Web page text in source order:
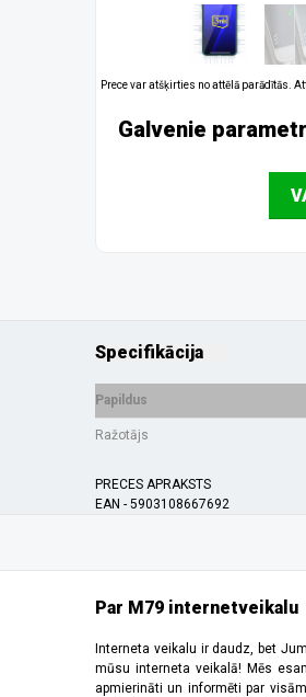
Prece var atšķirties no attēlā parādītās.
Galvenie
Specifikācija
Papildus
Ražotājs
PRECES APRAKSTS
EAN - 5903108667692
Par M79 internetveikalu
Interneta veikalu ir daudz, bet
mūsu interneta veikalā! Mēs
apmierināti un informēti par